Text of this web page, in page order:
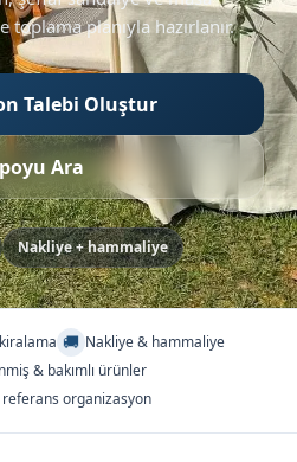
planıyla hazırlanır.
Talebi Oluştur
Ara
Nakliye + hammaliye
🚚 Nakliye & hammaliye
& bakımlı ürünler
organizasyon